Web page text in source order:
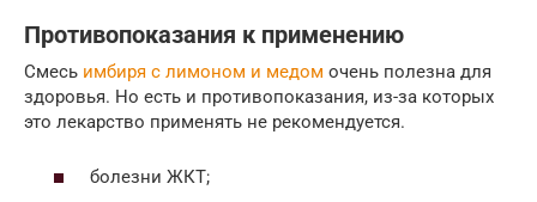
Противопоказания к применению
Смесь имбиря с лимоном и медом очень полезна для
здоровья. Но есть и противопоказания, из-за которых
это лекарство применять не рекомендуется.
болезни ЖКТ;